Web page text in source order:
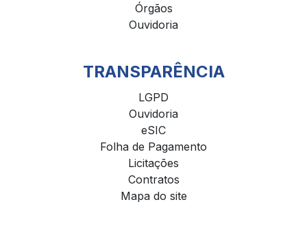
Órgãos
Ouvidoria
TRANSPARÊNCIA
LGPD
Ouvidoria
eSIC
Folha de Pagamento
Licitações
Contratos
Mapa do site